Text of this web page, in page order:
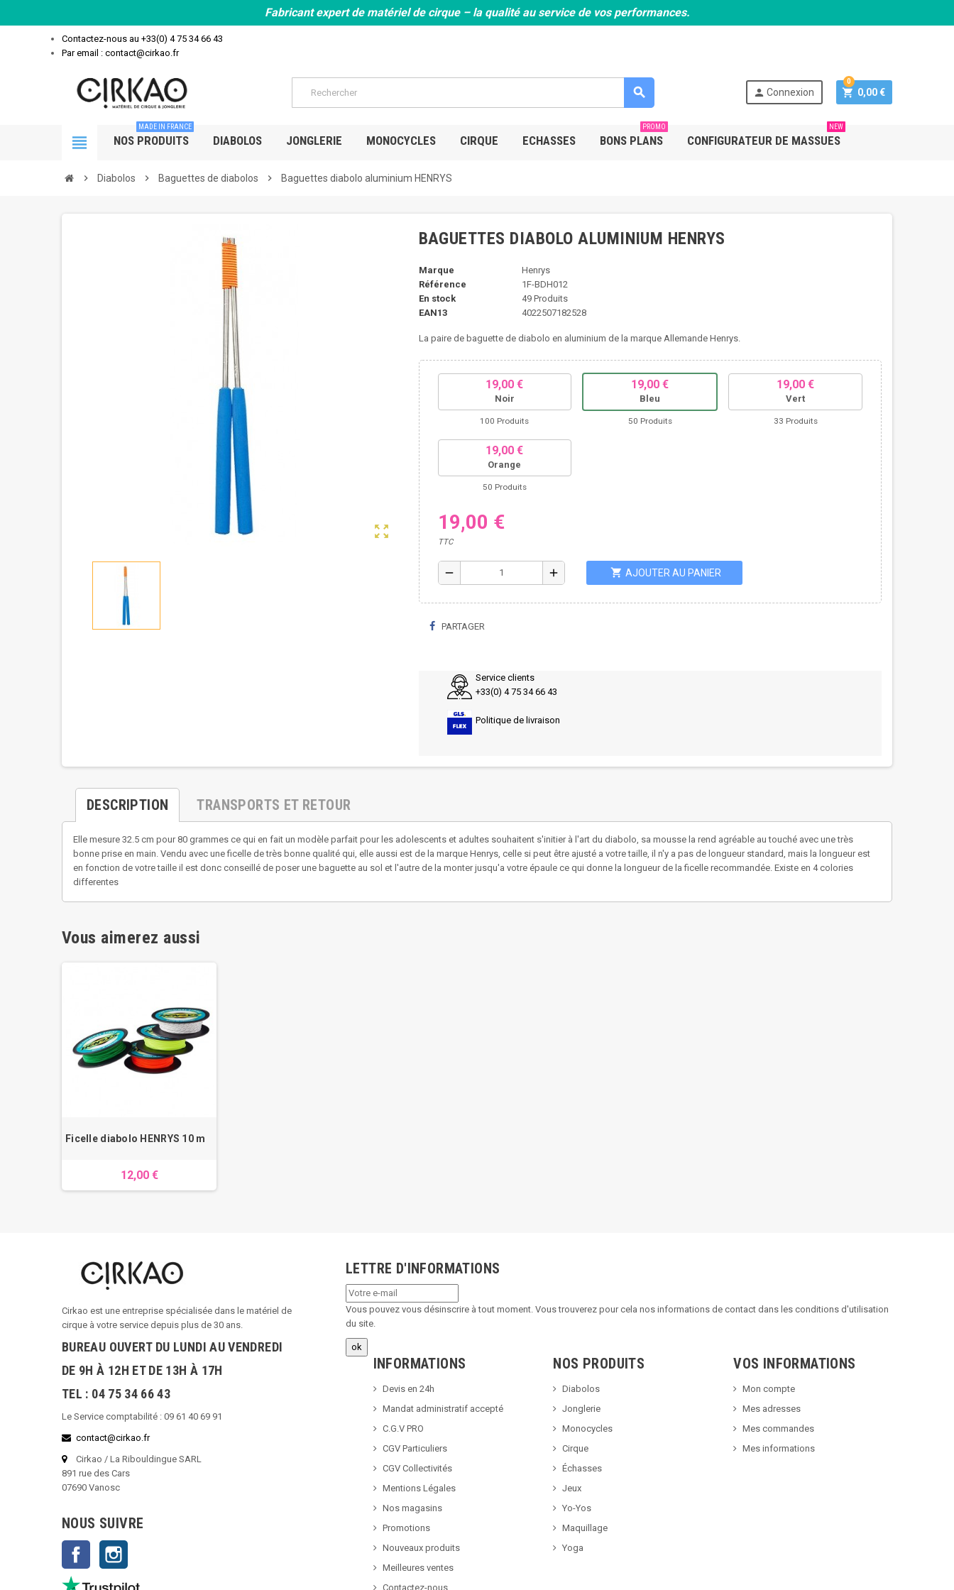
Fabricant expert de matériel de cirque – la qualité au service de vos performances.
Contactez-nous au +33(0) 4 75 34 66 43
Par email : contact@cirkao.fr
search person Connexion shopping_cart 0,00 €
0
view_headline NOS PRODUITS
MADE IN FRANCE
DIABOLOS JONGLERIE MONOCYCLES CIRQUE ECHASSES BONS PLANS
PROMO
CONFIGURATEUR DE MASSUES
NEW
chevron_right Diabolos chevron_right Baguettes de diabolos chevron_right Baguettes diabolo aluminium HENRYS
zoom_out_map
BAGUETTES DIABOLO ALUMINIUM HENRYS
Marque
Henrys
Référence
1F-BDH012
En stock
49 Produits
EAN13
4022507182528
La paire de baguette de diabolo en aluminium de la marque Allemande Henrys.
19,00 €
Noir
100 Produits
19,00 €
Bleu
50 Produits
19,00 €
Vert
33 Produits
19,00 €
Orange
50 Produits
19,00 €
TTC
remove add shopping_cart AJOUTER AU PANIER
PARTAGER
Service clients
+33(0) 4 75 34 66 43
Politique de livraison
DESCRIPTION TRANSPORTS ET RETOUR
Elle mesure 32.5 cm pour 80 grammes ce qui en fait un modèle parfait pour les adolescents et adultes souhaitent s'initier à l'art du diabolo, sa mousse la rend agréable au touché avec une très
bonne prise en main. Vendu avec une ficelle de très bonne qualité qui, elle aussi est de la marque Henrys, celle si peut être ajusté a votre taille, il n'y a pas de longueur standard, mais la longueur est
en fonction de votre taille il est donc conseillé de poser une baguette au sol et l'autre de la monter jusqu'a votre épaule ce qui donne la longueur de la ficelle recommandée. Existe en 4 colories
differentes
Vous aimerez aussi
Ficelle diabolo HENRYS 10 m
12,00 €
Cirkao est une entreprise spécialisée dans le matériel de
cirque à votre service depuis plus de 30 ans.
BUREAU OUVERT DU LUNDI AU VENDREDI
DE 9H À 12H ET DE 13H À 17H
TEL : 04 75 34 66 43
Le Service comptabilité : 09 61 40 69 91
contact@cirkao.fr
Cirkao / La Ribouldingue SARL
891 rue des Cars
07690 Vanosc
NOUS SUIVRE
Facebook
LETTRE D'INFORMATIONS
Vous pouvez vous désinscrire à tout moment. Vous trouverez pour cela nos informations de contact dans les conditions d'utilisation
du site.
INFORMATIONS
Devis en 24h
Mandat administratif accepté
C.G.V PRO
CGV Particuliers
CGV Collectivités
Mentions Légales
Nos magasins
Promotions
Nouveaux produits
Meilleures ventes
Contactez-nous
NOS PRODUITS
Diabolos
Jonglerie
Monocycles
Cirque
Échasses
Jeux
Yo-Yos
Maquillage
Yoga
VOS INFORMATIONS
Mon compte
Mes adresses
Mes commandes
Mes informations